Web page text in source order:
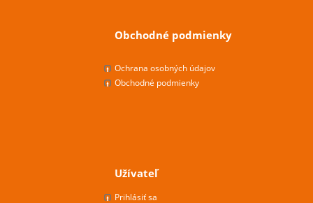
Obchodné podmienky
Ochrana osobných údajov
Obchodné podmienky
Užívateľ
Prihlásiť sa